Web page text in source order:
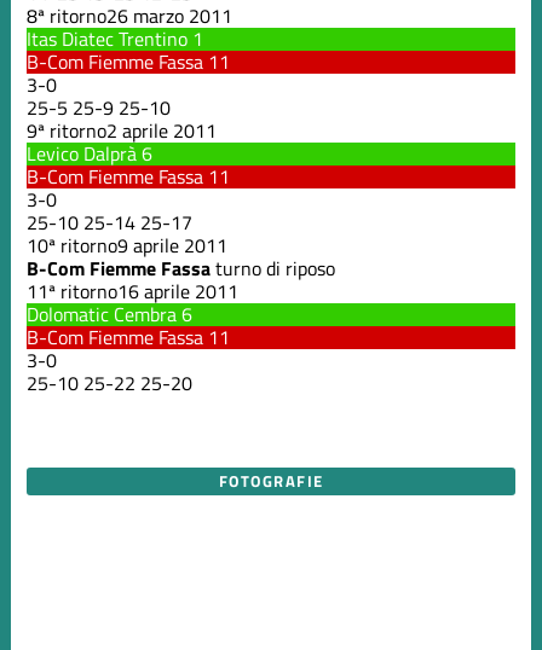
8ª ritorno26 marzo 2011
Itas Diatec Trentino 1
B-Com Fiemme Fassa 11
3-0
25-5 25-9 25-10
9ª ritorno2 aprile 2011
Levico Dalprà6
B-Com Fiemme Fassa 11
3-0
25-10 25-14 25-17
10ª ritorno9 aprile 2011
B-Com Fiemme Fassaturno di riposo
11ª ritorno16 aprile 2011
Dolomatic Cembra6
B-Com Fiemme Fassa 11
3-0
25-10 25-22 25-20
FOTOGRAFIE